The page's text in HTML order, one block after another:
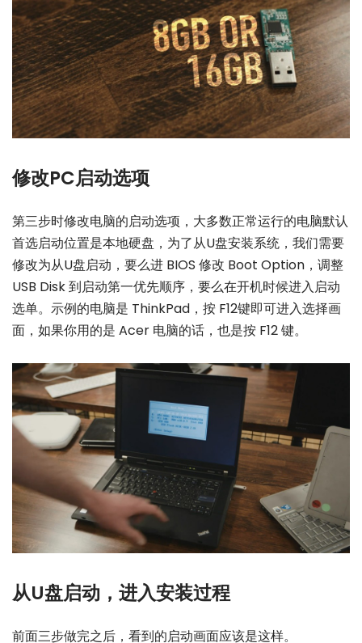
修改PC启动选项
第三步时修改电脑的启动选项，大多数正常运行的电脑默认
首选启动位置是本地硬盘，为了从U盘安装系统，我们需要
修改为从U盘启动，要么进 BIOS 修改 Boot Option，调整
USB Disk 到启动第一优先顺序，要么在开机时候进入启动
选单。示例的电脑是 ThinkPad，按 F12键即可进入选择画
面，如果你用的是 Acer 电脑的话，也是按 F12 键。
从U盘启动，进入安装过程
前面三步做完之后，看到的启动画面应该是这样。